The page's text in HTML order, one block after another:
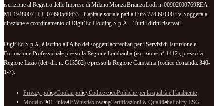
iscrizione al Registro delle Imprese di Milano Monza Brianza Lodi n. 00902000769REA
MI-1948007 | P.I. 07490560633 - Capitale sociale pari a Euro 774.600,00 i.v. Soggetta a
direzione e coordinamento di Digit’Ed Holding S.p.A. - Tutti i diritti riservati.
Digit’Ed S.p.A. è iscritto all'Albo dei soggetti accreditati per i Servizi di Istruzione e
Formazione Professionale presso la Regione Lombardia (iscrizione n° 1412), presso la
Regione Lazio (det. dir. n. G13562) e presso la Regione Campania (codice domanda: 340-
1-7).
Privacy policyCookie policyCodice eticoPolitiche per la qualità e l’ambiente
Modello 231LinkedInWhistleblowingCertificazioni & QualifichePolicy ESG